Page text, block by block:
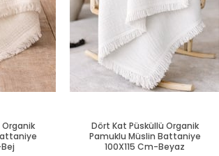
Dört Kat Püsküllü Organik
Pamuklu Müslin Battaniye
100X115 Cm-Beyaz